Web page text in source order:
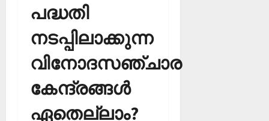
പദ്ധതി
നടപ്പിലാക്കുന്ന
വിനോദസഞ്ചാര
കേന്ദ്രങ്ങള്‍
ഏതെല്ലാം?